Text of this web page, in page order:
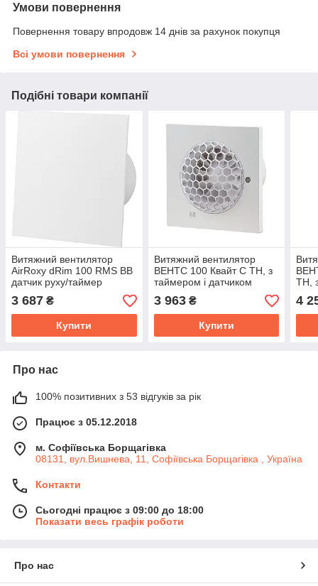
Умови повернення
Повернення товару впродовж 14 днів за рахунок покупця
Всі умови повернення
Подібні товари компанії
Витяжний вентилятор
AirRoxy dRim 100 RMS BB
датчик руху/таймер
панель скляна білий
глянець 93м³/год 11Вт
3 687 ₴
Купити
Витяжний вентилятор
ВЕНТС 100 Квайт C TH, з
таймером і датчиком
вологості
3 963₴
Купити
ТН,
4
Про нас
100% позитивних з 53 відгуків за рік
Працює з 05.12.2018
м. Софіївська Борщагівка
08131, вул.Вишнева, 11, Софіївська Борщагівка , Україна
Контакти
Сьогодні працює з 09:00 до 18:00
Показати весь графік роботи
Про нас